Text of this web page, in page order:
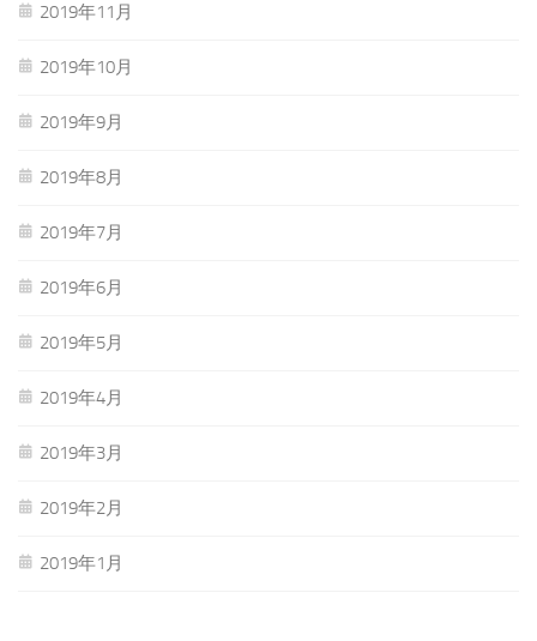
2019年11月
2019年10月
2019年9月
2019年8月
2019年7月
2019年6月
2019年5月
2019年4月
2019年3月
2019年2月
2019年1月